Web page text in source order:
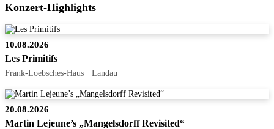
Konzert-Highlights
10.08.2026
Les Primitifs
Frank-Loebsches-Haus · Landau
20.08.2026
Martin Lejeune’s „Mangelsdorff Revisited“